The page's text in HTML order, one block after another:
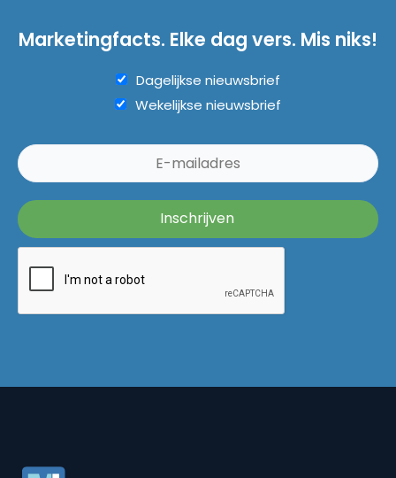
Marketingfacts. Elke dag vers. Mis niks!
Dagelijkse nieuwsbrief
Wekelijkse nieuwsbrief